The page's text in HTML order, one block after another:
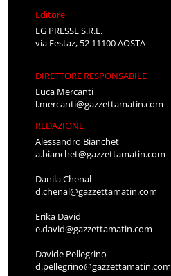
Editore
LG PRESSE S.R.L.
via Festaz, 52 11100 AOSTA
DIRETTORE RESPONSABILE
Luca Mercanti
l.mercanti@gazzettamatin.com
REDAZIONE
Alessandro Bianchet
a.bianchet@gazzettamatin.com
Danila Chenal
d.chenal@gazzettamatin.com
Erika David
e.david@gazzettamatin.com
Davide Pellegrino
d.pellegrino@gazzettamatin.com